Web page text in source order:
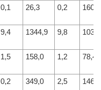
0,1 26,3 0,2 160,4
9,4 1344,9 9,8 103,6
1,5 158,0 1,2 78,4
0,2 349,0 2,5